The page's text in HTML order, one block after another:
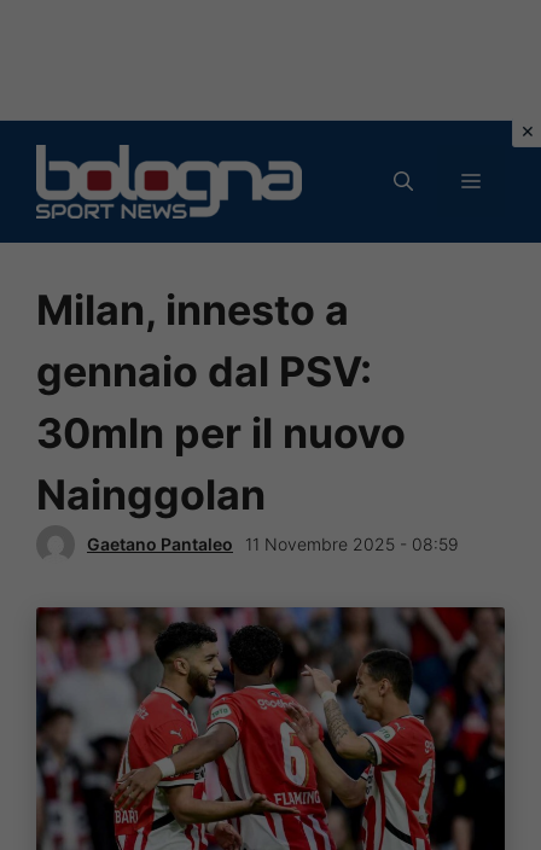
contenuto
MENU
Milan, innesto a
gennaio dal PSV:
30mln per il nuovo
Nainggolan
Gaetano Pantaleo 11 Novembre 2025 - 08:59